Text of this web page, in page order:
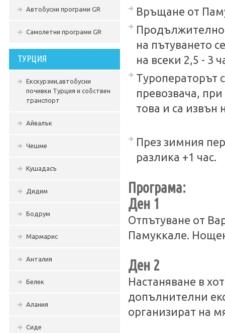
Автобусни програми GR
Самолетни програми GR
ТУРЦИЯ
Екскурзии,автобусни
почивки Турция и собствен
транспорт
Айвалък
Чешме
Кушадасъ
Дидим
Бодрум
Мармарис
Анталия
Белек
Алания
Сиде
Връщане от
на пътуването
на всеки 2,5 -
Туроператорът
превозвача,
това и са извън
През зимния
разлика +1 час.
Програма:
Ден 1
Отпътуване от
Памуккале.
Ден 2
Настаняване в
допълнителни
организират на